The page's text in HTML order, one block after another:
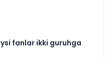
fanlar ikki guruhga